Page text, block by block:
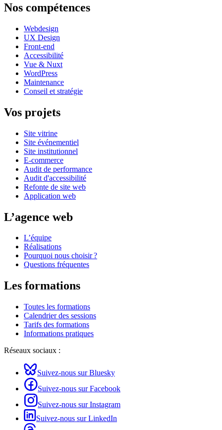
Nos compétences
Webdesign
UX Design
Front-end
Accessibilité
Vue & Nuxt
WordPress
Maintenance
Conseil et stratégie
Vos projets
Site vitrine
Site événementiel
Site institutionnel
E-commerce
Audit de performance
Audit d'accessibilité
Refonte de site web
Application web
L’agence web
L’équipe
Réalisations
Pourquoi nous choisir ?
Questions fréquentes
Les formations
Toutes les formations
Calendrier des sessions
Tarifs des formations
Informations pratiques
Réseaux sociaux :
Suivez-nous sur Bluesky
Suivez-nous sur Facebook
Suivez-nous sur Instagram
Suivez-nous sur LinkedIn